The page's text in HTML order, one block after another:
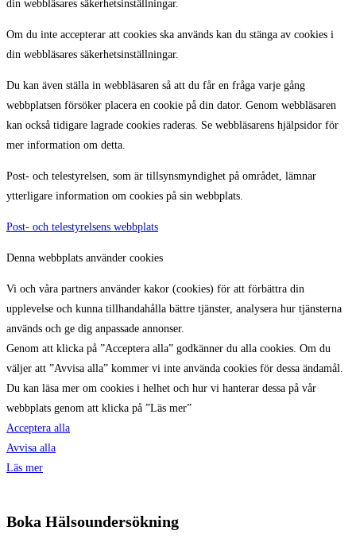
din webbläsares säkerhetsinställningar.
Om du inte accepterar att cookies ska används kan du stänga av cookies i
din webbläsares säkerhetsinställningar.
Du kan även ställa in webbläsaren så att du får en fråga varje gång
webbplatsen försöker placera en cookie på din dator. Genom webbläsaren
kan också tidigare lagrade cookies raderas. Se webbläsarens hjälpsidor för
mer information om detta.
Post- och telestyrelsen, som är tillsynsmyndighet på området, lämnar
ytterligare information om cookies på sin webbplats.
Post- och telestyrelsens webbplats
Denna webbplats använder cookies
Vi och våra partners använder kakor (cookies) för att förbättra din
upplevelse och kunna tillhandahålla bättre tjänster, analysera hur tjänsterna
används och ge dig anpassade annonser.
Genom att klicka på ”Acceptera alla” godkänner du alla cookies. Om du
väljer att ”Avvisa alla” kommer vi inte använda cookies för dessa ändamål.
Du kan läsa mer om cookies i helhet och hur vi hanterar dessa på vår
webbplats genom att klicka på ”Läs mer”
Acceptera alla
Avvisa alla
Läs mer
Boka Hälsoundersökning